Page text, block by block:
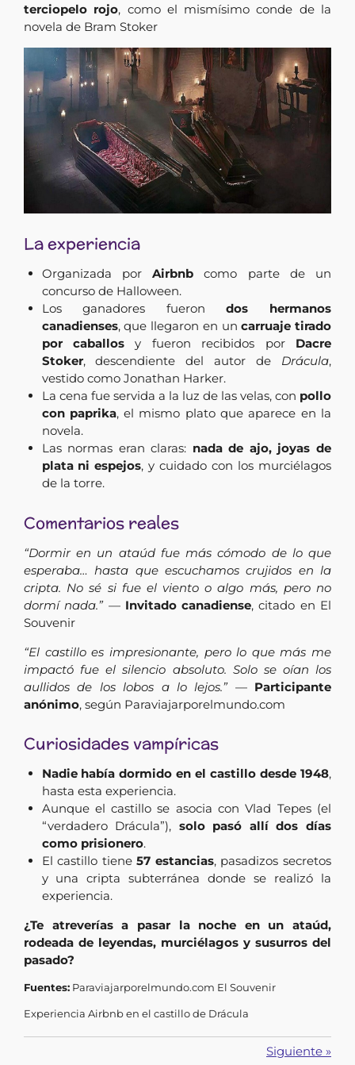
terciopelo rojo, como el mismísimo conde de la
novela de Bram Stoker
La experiencia
Organizada por Airbnb como parte de un
concurso de Halloween.
Los ganadores fuerondos hermanos
canadienses, que llegaron en uncarruaje tirado
por caballosy fueron recibidos por Dacre
Stoker, descendiente del autor de Drácula,
vestido como Jonathan Harker.
La cena fue servida a la luz de las velas, con pollo
con paprika, el mismo plato que aparece en la
novela.
Las normas eran claras: nada de ajo, joyas de
plata ni espejos, y cuidado con los murciélagos
de la torre.
Comentarios reales
“Dormir en un ataúd fue más cómodo de lo que
esperaba… hasta que escuchamos crujidos en la
cripta. No sé si fue el viento o algo más, pero no
dormí nada.”— Invitado canadiense, citado en El
Souvenir
“El castillo es impresionante, pero lo que más me
impactó fue el silencio absoluto. Solo se oían los
aullidos de los lobos a lo lejos.”— Participante
anónimo, según Paraviajarporelmundo.com
Curiosidades vampíricas
Nadie había dormido en el castillo desde 1948,
hasta esta experiencia.
Aunque el castillo se asocia con Vlad Tepes (el
“verdadero Drácula”), solo pasó allí dos días
como prisionero.
El castillo tiene57 estancias, pasadizos secretos
y una cripta subterránea donde se realizó la
experiencia.
¿Te atreverías a pasar la noche en un ataúd,
rodeada de leyendas, murciélagos y susurros del
pasado?
Fuentes: Paraviajarporelmundo.com El Souvenir
Experiencia Airbnb en el castillo de Drácula
Siguiente »